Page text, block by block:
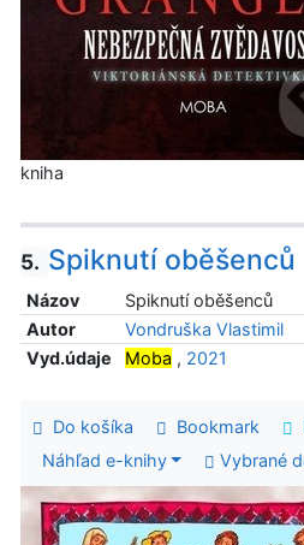
kniha
5. Spiknutí oběšenců
Názov
Spiknutí oběšenců
Autor
Vondruška Vlastimil
Vyd.údaje
Moba , 2021
Do košíka Bookmark
Náhľad e-knihy
Vybrané